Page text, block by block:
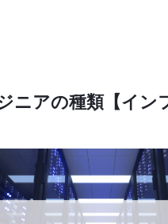
ニアの種類【イン